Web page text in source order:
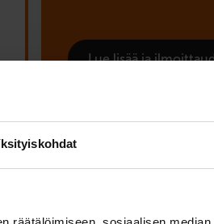
Lue lisää ja
Helsinki Pasila